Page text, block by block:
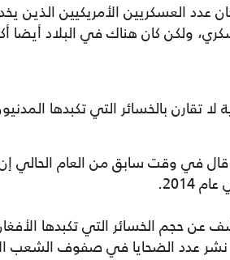
عدد العسكريين الأمريكيين الذين
لا تقارن بالخسائر التي تكبدها
عن حجم الخسائر التي تكبدها الأفغان
نشر عدد الضحايا في صفوف الشعب